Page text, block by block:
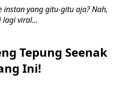
instan yang gitu-gitu aja? Nah,
lagi viral...
Tepung Seenak
Ini!